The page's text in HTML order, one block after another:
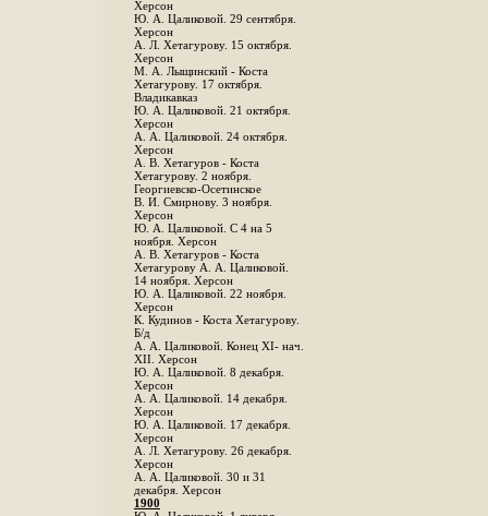
Херсон
Ю. А. Цаликовой. 29 сентября.
Херсон
А. Л. Хетагурову. 15 октября.
Херсон
М. А. Лыщинский - Коста
Хетагурову. 17 октября.
Владикавказ
Ю. А. Цаликовой. 21 октября.
Херсон
А. А. Цаликовой. 24 октября.
Херсон
A. В. Хетагуров - Коста
Хетагурову. 2 ноября.
Георгиевско-Осетинское
B. И. Смирнову. 3 ноября.
Херсон
Ю. А. Цаликовой. С 4 на 5
ноября. Херсон
А. В. Хетагуров - Коста
Хетагурову А. А. Цаликовой.
14 ноября. Херсон
Ю. А. Цаликовой. 22 ноября.
Херсон
К. Кудинов - Коста Хетагурову.
Б/д
А. А. Цаликовой. Конец XI- нач.
XII. Херсон
Ю. А. Цаликовой. 8 декабря.
Херсон
А. А. Цаликовой. 14 декабря.
Херсон
Ю. А. Цаликовой. 17 декабря.
Херсон
А. Л. Хетагурову. 26 декабря.
Херсон
А. А. Цаликовой. 30 и 31
декабря. Херсон
1900